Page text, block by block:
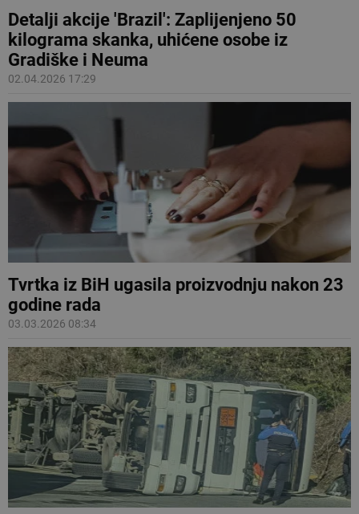
Detalji akcije 'Brazil': Zaplijenjeno 50
kilograma skanka, uhićene osobe iz
Gradiške i Neuma
02.04.2026 17:29
Tvrtka iz BiH ugasila proizvodnju nakon 23
godine rada
03.03.2026 08:34